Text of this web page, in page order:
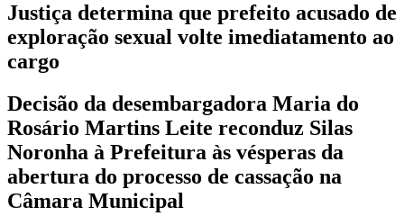
Justiça determina que prefeito acusado de
exploração sexual volte imediatamento ao
cargo
Decisão da desembargadora Maria do
Rosário Martins Leite reconduz Silas
Noronha à Prefeitura às vésperas da
abertura do processo de cassação na
Câmara Municipal